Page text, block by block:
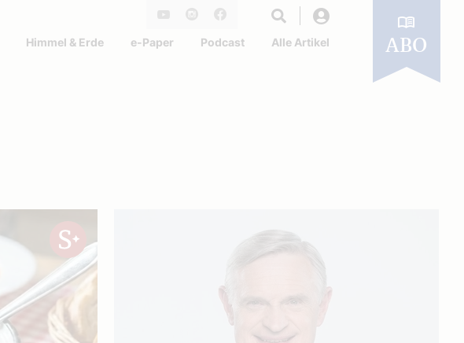
Facebook
Himmel & Erde e-Paper Podcast Alle Artikel ABO